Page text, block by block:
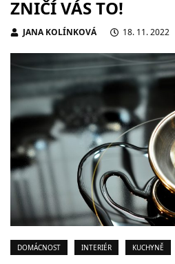
ZNIČÍ VÁS TO!
JANA KOLÍNKOVÁ 18. 11. 2022
DOMÁCNOST INTERIÉR KUCHYNĚ